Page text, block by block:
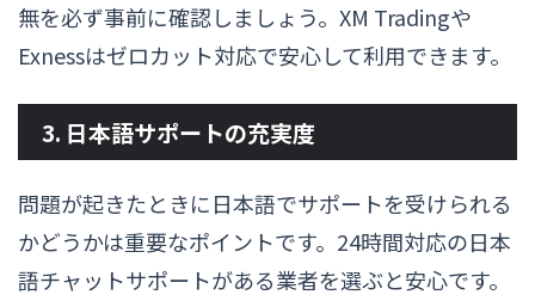
無を必ず事前に確認しましょう。XM Tradingや
Exnessはゼロカット対応で安心して利用できます。
3. 日本語サポートの充実度
問題が起きたときに日本語でサポートを受けられる
かどうかは重要なポイントです。24時間対応の日本
語チャットサポートがある業者を選ぶと安心です。